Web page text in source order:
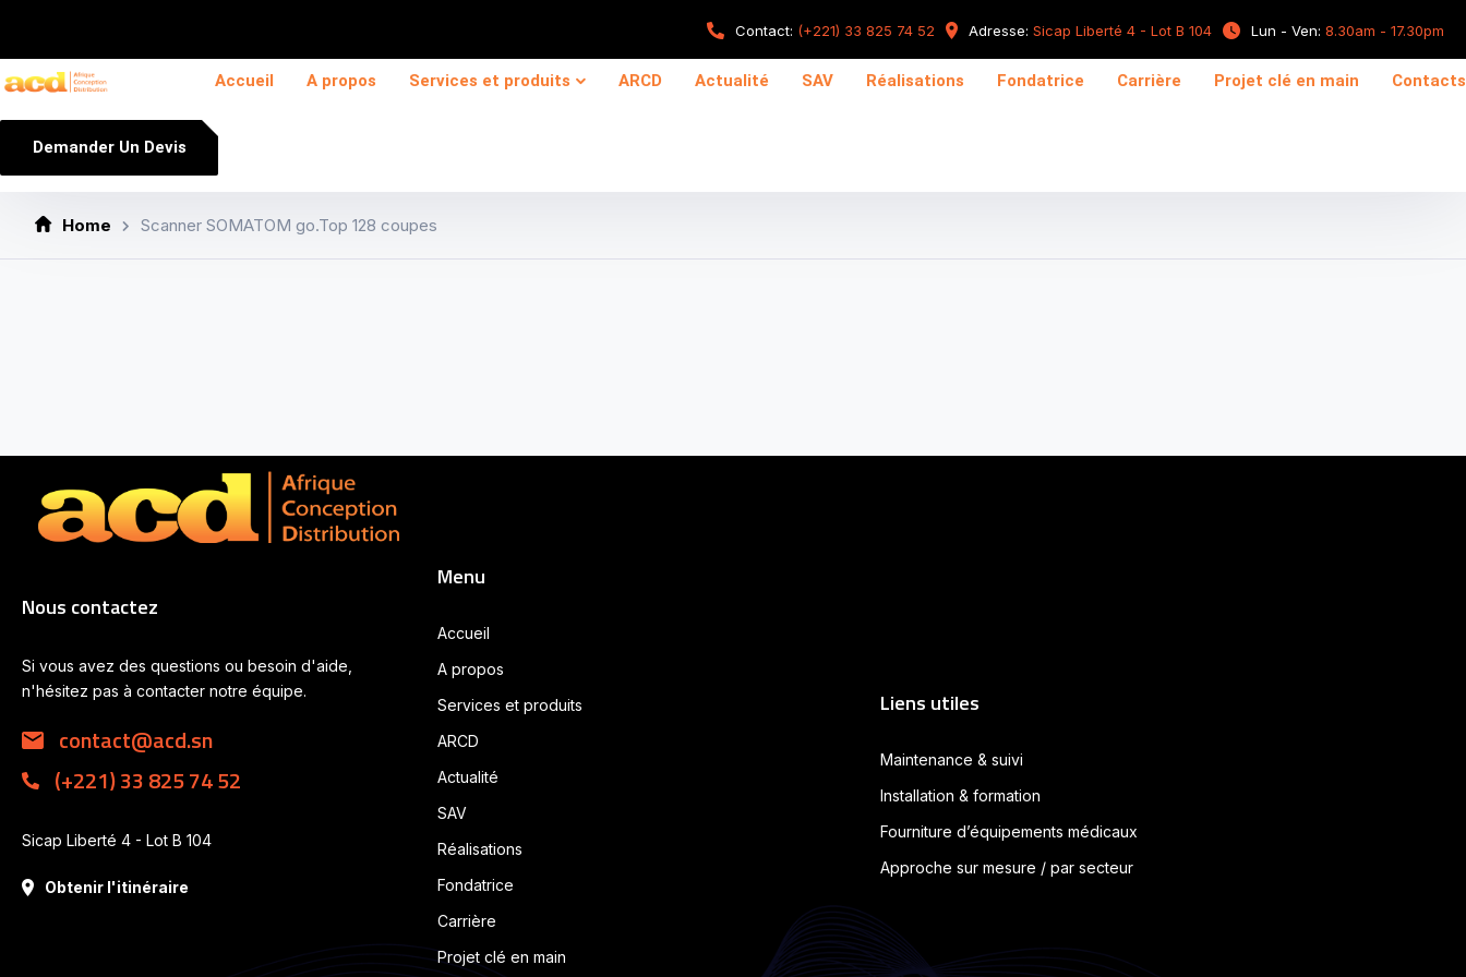
Contact: (+221) 33 825 74 52 Adresse: Sicap Liberté 4 - Lot B 104 Lun - Ven: 8.30am - 17.30pm
Accueil A propos Services et produits ARCD Actualité SAV Réalisations Fondatrice Carrière Projet clé en main Contacts
Demander Un Devis
Home Scanner SOMATOM go.Top 128 coupes
Nous contactez
Si vous avez des questions ou besoin d'aide,
n'hésitez pas à contacter notre équipe.
contact@acd.sn
(+221) 33 825 74 52
Sicap Liberté 4 - Lot B 104
Obtenir l'itinéraire
Menu
Accueil
A propos
Services et produits
ARCD
Actualité
SAV
Réalisations
Fondatrice
Carrière
Projet clé en main
Liens utiles
Maintenance & suivi
Installation & formation
Fourniture d’équipements médicaux
Approche sur mesure / par secteur